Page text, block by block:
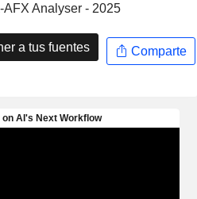
Analyser - 2025
a tus fuentes Comparte